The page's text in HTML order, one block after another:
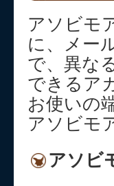
アソビモ
に、メー
で、異な
できるア
お使いの
アソビモ
アソビ